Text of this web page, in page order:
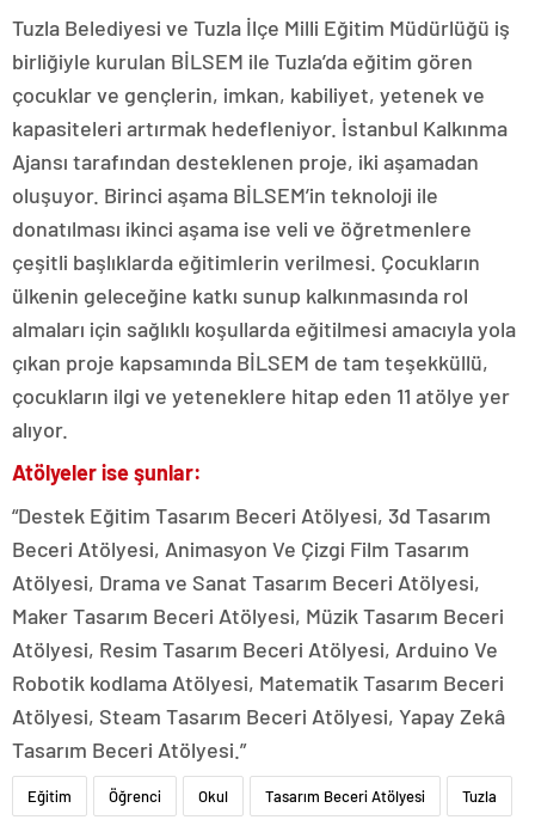
Tuzla Belediyesi ve Tuzla İlçe Milli Eğitim Müdürlüğü iş
birliğiyle kurulan BİLSEM ile Tuzla’da eğitim gören
çocuklar ve gençlerin, imkan, kabiliyet, yetenek ve
kapasiteleri artırmak hedefleniyor. İstanbul Kalkınma
Ajansı tarafından desteklenen proje, iki aşamadan
oluşuyor. Birinci aşama BİLSEM’in teknoloji ile
donatılması ikinci aşama ise veli ve öğretmenlere
çeşitli başlıklarda eğitimlerin verilmesi. Çocukların
ülkenin geleceğine katkı sunup kalkınmasında rol
almaları için sağlıklı koşullarda eğitilmesi amacıyla yola
çıkan proje kapsamında BİLSEM de tam teşekküllü,
çocukların ilgi ve yeteneklere hitap eden 11 atölye yer
alıyor.
Atölyeler ise şunlar:
“Destek Eğitim Tasarım Beceri Atölyesi, 3d Tasarım
Beceri Atölyesi, Animasyon Ve Çizgi Film Tasarım
Atölyesi, Drama ve Sanat Tasarım Beceri Atölyesi,
Maker Tasarım Beceri Atölyesi, Müzik Tasarım Beceri
Atölyesi, Resim Tasarım Beceri Atölyesi, Arduino Ve
Robotik kodlama Atölyesi, Matematik Tasarım Beceri
Atölyesi, Steam Tasarım Beceri Atölyesi, Yapay Zekâ
Tasarım Beceri Atölyesi.”
Eğitim Öğrenci Okul Tasarım Beceri Atölyesi Tuzla